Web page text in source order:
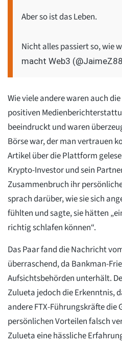
Aber so ist das Leben.
Nicht alles passiert so, wie
macht Web3
Wie viele andere waren auch
positiven
beeindruckt und waren
Börse war, der man vertrauen
Artikel über die Plattform
Krypto-Investor und sein
Zusammenbruch ihr
sprach darüber, wie sie sich
fühlten und sagte, sie hätten
richtig schlafen können“.
Das Paar fand die Nachricht
überraschend, da Bankman-
Aufsichtsbehörden unterhält.
Zulueta jedoch die Erkenntnis,
andere FTX-Führungskräfte die
persönlichen Vorteilen falsch
Zulueta eine hässliche